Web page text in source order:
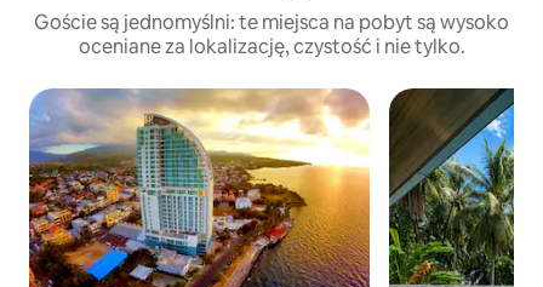
Goście są jednomyślni: te miejsca na pobyt są wysoko
oceniane za lokalizację, czystość i nie tylko.